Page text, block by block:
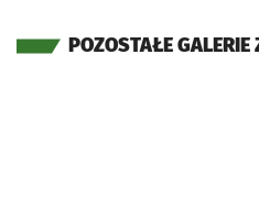
POZOSTAŁE GALERIE